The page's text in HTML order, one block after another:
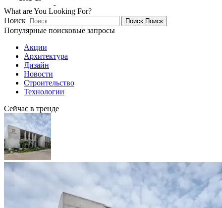
What are You Looking For?
Поиск
Поиск Поиск
Популярные поисковые запросы
Акции
Архитектура
Дизайн
Новости
Строительство
Технологии
Сейчас в тренде